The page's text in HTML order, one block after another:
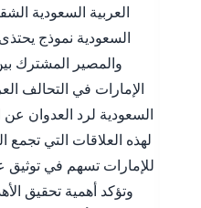
العربية السعودية
السعودية نموذج
والمصير المشترك
الإمارات في التحالف
السعودية لرد العدوان
لهذه العلاقات التي تجمع
للإمارات تسهم في توثيق
وتؤكد أهمية تحقيق